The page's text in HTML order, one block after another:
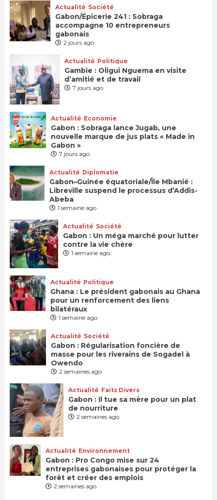
Actualité Société
Gabon/Épicerie 241 : Sobraga
accompagne 10 entrepreneurs
gabonais
2 jours ago
Actualité Politique
Gambie : Oligui Nguema en visite
d’amitié et de travail
7 jours ago
Actualité Economie
Gabon : Sobraga lance Jugab, une
nouvelle marque de jus plats « Made in
Gabon »
7 jours ago
Actualité Diplomatie
Gabon–Guinée équatoriale/Île Mbanié :
Libreville suspend le processus d’Addis-
Abeba
1 semaine ago
Actualité Société
Gabon : Un méga marché pour lutter
contre la vie chère
1 semaine ago
Actualité Politique
Ghana : Le président gabonais au Ghana
pour un renforcement des liens
bilatéraux
1 semaine ago
Actualité Société
Gabon : Régularisation foncière de
masse pour les riverains de Sogadel à
Owendo
2 semaines ago
Actualité Faits Divers
Gabon : Il tue sa mère pour un plat
de nourriture
2 semaines ago
Actualité Environnement
Gabon : Pro Congo mise sur 24
entreprises gabonaises pour protéger la
forêt et créer des emplois
2 semaines ago